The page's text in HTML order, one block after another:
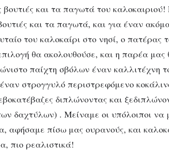
και τα παγωτά του καλοκαιριού!
και τα παγωτά, και για έναν
του καλοκαίρι στο νησί, ο πατέρας
θα ακολουθούσε, και η παρέα
παίχτη σβόλων έναν καλλιτέχνη
στρογγυλό περιστρεφόμενο
διπλώνοντας και
δαχτύλων) . Μείναμε οι υπόλοιποι
αφήσαμε πίσω μας ουρανούς, και
πιο ρεαλιστικά!